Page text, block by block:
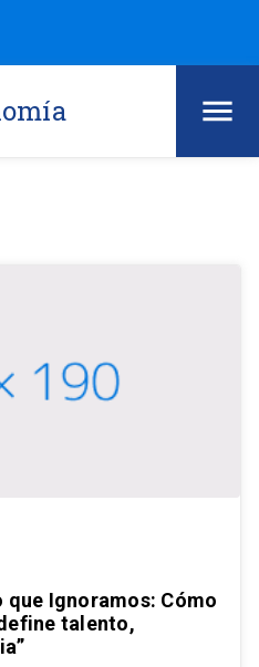
que Ignoramos: Cómo
talento,